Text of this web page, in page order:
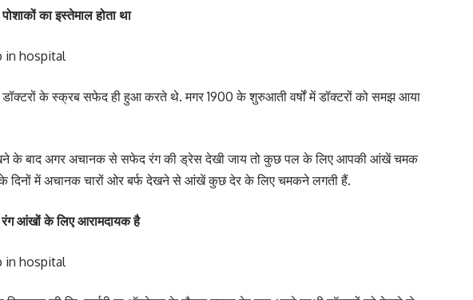
का इस्तेमाल होता था
डॉक्टरों के स्क्रब सफेद ही हुआ करते थे. मगर 1900 के शुरुआती वर्षों में डॉक्टरों को समझ आया
के बाद अगर अचानक से सफेद रंग की ड्रेस देखी जाय तो कुछ पल के लिए आपकी आंखें चमक
दिनों में अचानक चारों ओर बर्फ देखने से आंखें कुछ देर के लिए चमकने लगती हैं.
आंखों के लिए आरामदायक है